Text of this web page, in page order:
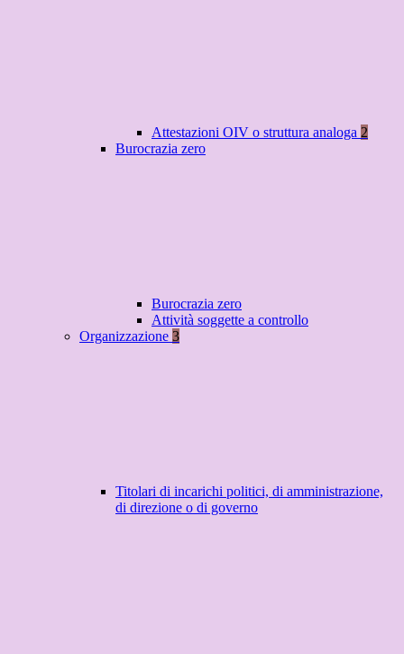
Attestazioni OIV o struttura analoga 2
Burocrazia zero
Burocrazia zero
Attività soggette a controllo
Organizzazione 3
Titolari di incarichi politici, di amministrazione,
di direzione o di governo